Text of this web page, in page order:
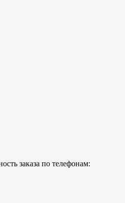
заказа по телефонам: